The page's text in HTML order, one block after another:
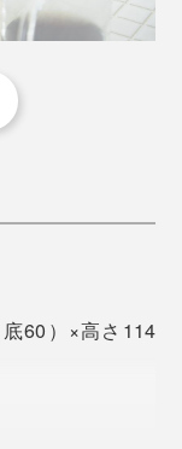
。
約45％。それほ
るのですが、レ
いのです。
快適。
のものなのです
の底面にすぐ貼
60）×高さ114